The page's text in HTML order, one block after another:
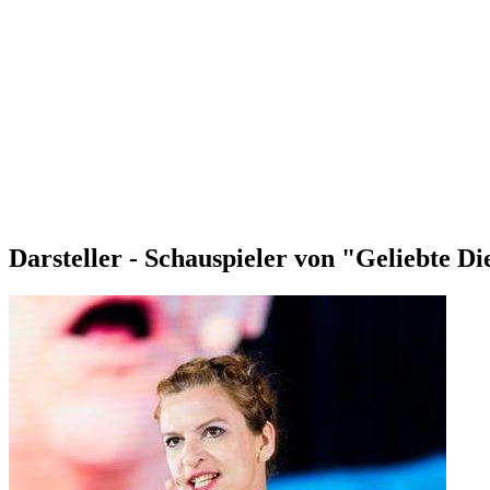
Darsteller - Schauspieler von "Geliebte